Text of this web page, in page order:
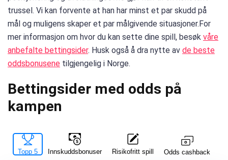
trussel. Vi kan forvente at han har minst et par skudd på
mål og muligens skaper et par målgivende situasjoner.For
mer informasjon om hvor du kan sette dine spill, besøk våre
anbefalte bettingsider. Husk også å dra nytte av de beste
oddsbonusene tilgjengelig i Norge.
Bettingsider med odds på
kampen
Topp 5 Innskuddsbonuser Risikofritt spill Odds cashback